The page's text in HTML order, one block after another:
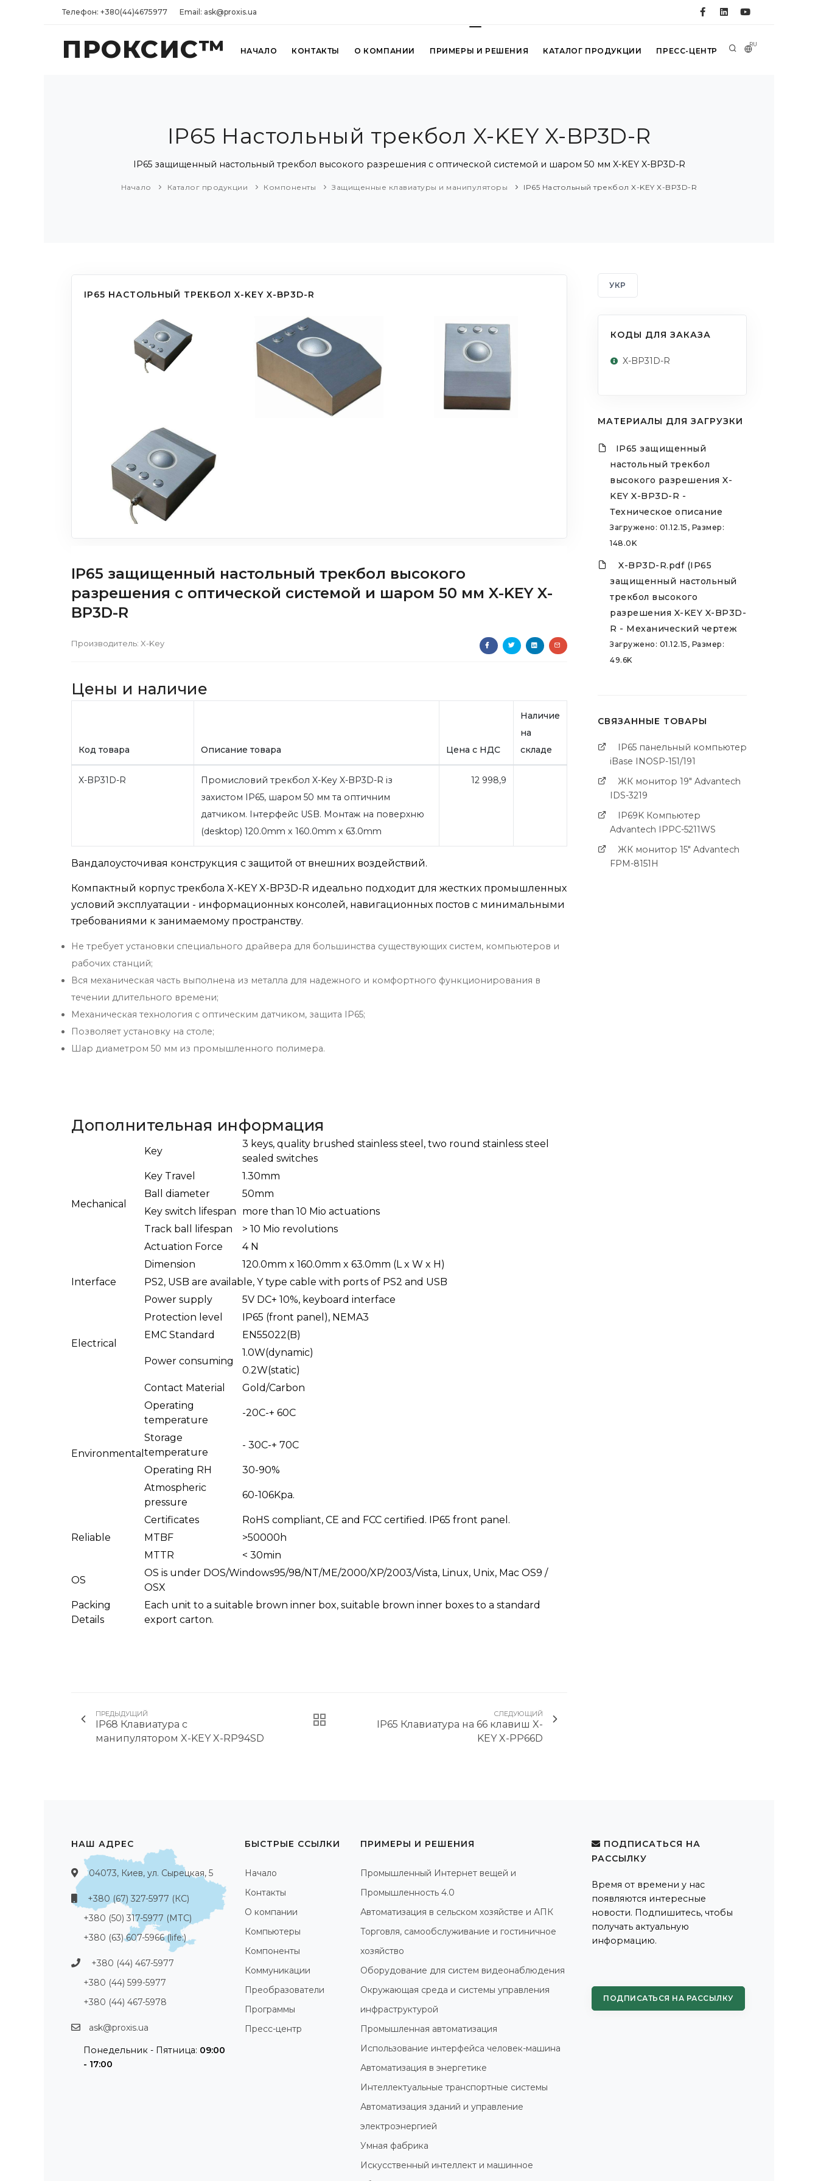
Телефон: +380(44)4675977 Email: ask@proxis.ua
ПРОКСИС™ RU
НАЧАЛО КОНТАКТЫ О КОМПАНИИ ПРИМЕРЫ И РЕШЕНИЯ КАТАЛОГ ПРОДУКЦИИ ПРЕСС-ЦЕНТР
IP65 Настольный трекбол X-KEY X-BP3D-R
IP65 защищенный настольный трекбол высокого разрешения с оптической системой и шаром 50 мм X-KEY X-BP3D-R
Начало Каталог продукции Компоненты Защищенные клавиатуры и манипуляторы IP65 Настольный трекбол X-KEY X-BP3D-R
IP65 НАСТОЛЬНЫЙ ТРЕКБОЛ X-KEY X-BP3D-R
IP65 защищенный настольный трекбол высокого
разрешения с оптической системой и шаром 50 мм X-KEY X-
BP3D-R
Производитель: X-Key
Цены и наличие
Код товара Описание товара Цена с НДС
Наличие
на
складе
X-BP31D-R
Промисловий трекбол X-Key X-BP3D-R із
захистом IP65, шаром 50 мм та оптичним
датчиком. Інтерфейс USB. Монтаж на поверхню
(desktop) 120.0mm x 160.0mm x 63.0mm
12 998,9
Вандалоусточивая конструкция с защитой от внешних воздействий.
Компактный корпус трекбола X-KEY X-BP3D-R идеально подходит для жестких промышленных
условий эксплуатации - информационных консолей, навигационных постов с минимальными
требованиями к занимаемому пространству.
Не требует установки специального драйвера для большинства существующих систем, компьютеров и
рабочих станций;
Вся механическая часть выполнена из металла для надежного и комфортного функционирования в
течении длительного времени;
Механическая технология с оптическим датчиком, защита IP65;
Позволяет установку на столе;
Шар диаметром 50 мм из промышленного полимера.
Дополнительная информация
Mechanical
Key
3 keys, quality brushed stainless steel, two round stainless steel
sealed switches
Key Travel
1.30mm
Ball diameter
50mm
Key switch lifespan
more than 10 Mio actuations
Track ball lifespan
> 10 Mio revolutions
Actuation Force
4 N
Dimension
120.0mm x 160.0mm x 63.0mm (L x W x H)
Interface
PS2, USB are available, Y type cable with ports of PS2 and USB
Electrical
Power supply
5V DC+ 10%, keyboard interface
Protection level
IP65 (front panel), NEMA3
EMC Standard
EN55022(B)
Power consuming
1.0W(dynamic)
0.2W(static)
Contact Material
Gold/Carbon
Environmental
Operating
temperature
-20C-+ 60C
Storage
temperature
- 30C-+ 70C
Operating RH
30-90%
Atmospheric
pressure
60-106Kpa.
Reliable
Certificates
RoHS compliant, CE and FCC certified. IP65 front panel.
MTBF
>50000h
MTTR
< 30min
OS
OS is under DOS/Windows95/98/NT/ME/2000/XP/2003/Vista, Linux, Unix, Mac OS9 /
OSX
Packing
Details
Each unit to a suitable brown inner box, suitable brown inner boxes to a standard
export carton.
ПРЕДЫДУЩИЙ
IP68 Клавиатура с
манипулятором X-KEY X-RP94SD
СЛЕДУЮЩИЙ
IP65 Клавиатура на 66 клавиш X-
KEY X-PP66D
УКР
КОДЫ ДЛЯ ЗАКАЗА
X-BP31D-R
МАТЕРИАЛЫ ДЛЯ ЗАГРУЗКИ
IP65 защищенный
настольный трекбол
высокого разрешения X-
KEY X-BP3D-R -
Техническое описание
Загружено: 01.12.15, Размер:
148.0K
X-BP3D-R.pdf (IP65
защищенный настольный
трекбол высокого
разрешения X-KEY X-BP3D-
R - Механический чертеж
Загружено: 01.12.15, Размер:
49.6K
СВЯЗАННЫЕ ТОВАРЫ
IP65 панельный компьютер
iBase INOSP-151/191
ЖК монитор 19" Advantech
IDS-3219
IP69K Компьютер
Advantech IPPC-5211WS
ЖК монитор 15" Advantech
FPM-8151H
НАШ АДРЕС
04073, Киев, ул. Сырецкая, 5
+380 (67) 327-5977 (КС)
+380 (50) 317-5977 (МТС)
+380 (63) 607-5966 (life:)
+380 (44) 467-5977
+380 (44) 599-5977
+380 (44) 467-5978
ask@proxis.ua
Понедельник - Пятница: 09:00
- 17:00
БЫСТРЫЕ ССЫЛКИ
Начало
Контакты
О компании
Компьютеры
Компоненты
Коммуникации
Преобразователи
Программы
Пресс-центр
ПРИМЕРЫ И РЕШЕНИЯ
Промышленный Интернет вещей и
Промышленность 4.0
Автоматизация в сельском хозяйстве и АПК
Торговля, самообслуживание и гостиничное
хозяйство
Оборудование для систем видеонаблюдения
Окружающая среда и системы управления
инфраструктурой
Промышленная автоматизация
Использование интерфейса человек-машина
Автоматизация в энергетике
Интеллектуальные транспортные системы
Автоматизация зданий и управление
электроэнергией
Умная фабрика
Искусственный интеллект и машинное
ПОДПИСАТЬСЯ НА
РАССЫЛКУ
Время от времени у нас
появляются интересные
новости. Подпишитесь, чтобы
получать актуальную
информацию.
ПОДПИСАТЬСЯ НА РАССЫЛКУ